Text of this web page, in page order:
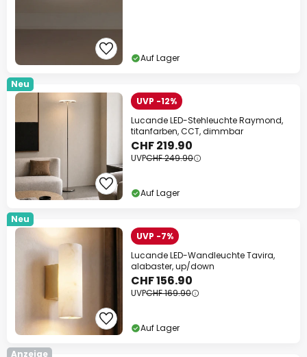
Auf Lager
Neu
UVP -12%
Lucande LED-Stehleuchte Raymond,
titanfarben, CCT, dimmbar
CHF 219.90
UVPCHF 249.90
Auf Lager
Neu
UVP -7%
Lucande LED-Wandleuchte Tavira,
alabaster, up/down
CHF 156.90
UVPCHF 169.90
Auf Lager
Anzeige